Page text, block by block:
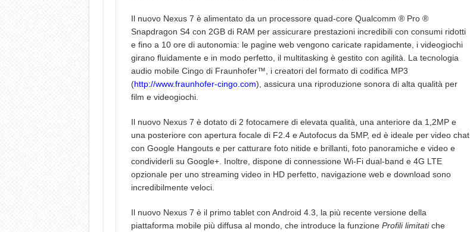
Il nuovo Nexus 7 è alimentato da un processore quad-core Qualcomm ® Pro ®
Snapdragon S4 con 2GB di RAM per assicurare prestazioni incredibili con consumi ridotti
e fino a 10 ore di autonomia: le pagine web vengono caricate rapidamente, i videogiochi
girano fluidamente e in modo perfetto, il multitasking è gestito con agilità. La tecnologia
audio mobile Cingo di Fraunhofer™, i creatori del formato di codifica MP3
(http://www.fraunhofer-cingo.com), assicura una riproduzione sonora di alta qualità per
film e videogiochi.
Il nuovo Nexus 7 è dotato di 2 fotocamere di elevata qualità, una anteriore da 1,2MP e
una posteriore con apertura focale di F2.4 e Autofocus da 5MP, ed è ideale per video chat
con Google Hangouts e per catturare foto nitide e brillanti, foto panoramiche e video e
condividerli su Google+. Inoltre, dispone di connessione Wi-Fi dual-band e 4G LTE
opzionale per uno streaming video in HD perfetto, navigazione web e download sono
incredibilmente veloci.
Il nuovo Nexus 7 è il primo tablet con Android 4.3, la più recente versione della
piattaforma mobile più diffusa al mondo, che introduce la funzione Profili limitatiche